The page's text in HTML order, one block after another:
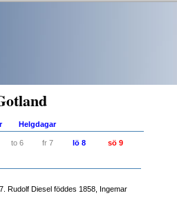
Helgdagar
to 6 fr 7 lö 8 sö 9
Rudolf Diesel föddes 1858, Ingemar